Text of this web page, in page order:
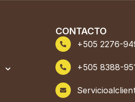
CONTACTO
+505 2276-
+505 8388-